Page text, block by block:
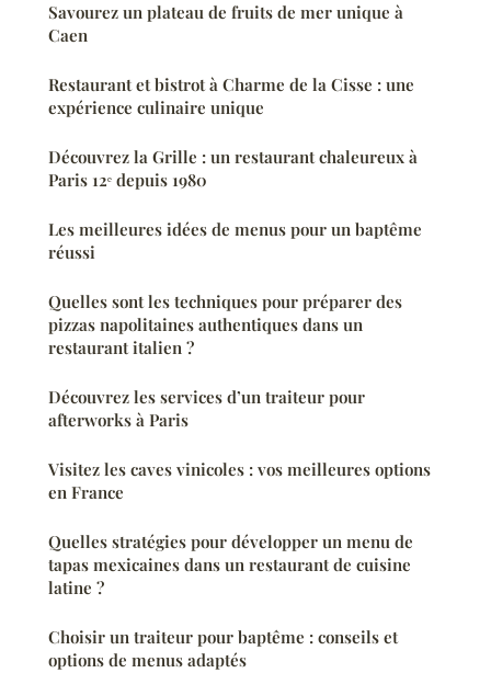
Savourez un plateau de fruits de mer unique à
Caen
Restaurant et bistrot à Charme de la Cisse : une
expérience culinaire unique
Découvrez la Grille : un restaurant chaleureux à
Paris 12ᵉ depuis 1980
Les meilleures idées de menus pour un baptême
réussi
Quelles sont les techniques pour préparer des
pizzas napolitaines authentiques dans un
restaurant italien ?
Découvrez les services d’un traiteur pour
afterworks à Paris
Visitez les caves vinicoles : vos meilleures options
en France
Quelles stratégies pour développer un menu de
tapas mexicaines dans un restaurant de cuisine
latine ?
Choisir un traiteur pour baptême : conseils et
options de menus adaptés